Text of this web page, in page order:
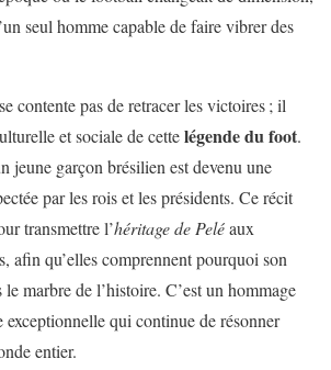
seul homme capable de faire vibrer des
contente pas de retracer les victoires ; il
et sociale de cettelégende du foot.
jeune garçon brésilien est devenu une
par les rois et les présidents. Ce récit
transmettre l’héritage de Peléaux
afin qu’elles comprennent pourquoi son
le marbre de l’histoire. C’est un hommage
exceptionnelle qui continue de résonner
entier.